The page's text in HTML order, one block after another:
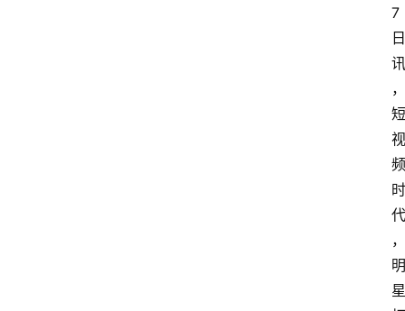
7
日
讯
，
短
视
频
时
代
，
明
星